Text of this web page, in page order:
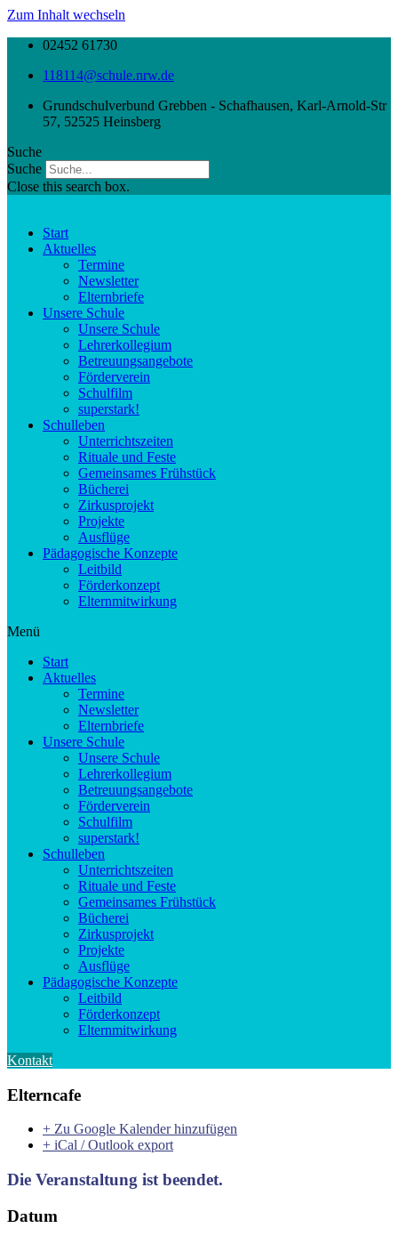
Zum Inhalt wechseln
02452 61730
118114@schule.nrw.de
Grundschulverbund Grebben - Schafhausen, Karl-Arnold-Str
57, 52525 Heinsberg
Suche
Suche
Close this search box.
Start
Aktuelles
Termine
Newsletter
Elternbriefe
Unsere Schule
Unsere Schule
Lehrerkollegium
Betreuungsangebote
Förderverein
Schulfilm
superstark!
Schulleben
Unterrichtszeiten
Rituale und Feste
Gemeinsames Frühstück
Bücherei
Zirkusprojekt
Projekte
Ausflüge
Pädagogische Konzepte
Leitbild
Förderkonzept
Elternmitwirkung
Menü
Start
Aktuelles
Termine
Newsletter
Elternbriefe
Unsere Schule
Unsere Schule
Lehrerkollegium
Betreuungsangebote
Förderverein
Schulfilm
superstark!
Schulleben
Unterrichtszeiten
Rituale und Feste
Gemeinsames Frühstück
Bücherei
Zirkusprojekt
Projekte
Ausflüge
Pädagogische Konzepte
Leitbild
Förderkonzept
Elternmitwirkung
Kontakt
Elterncafe
+ Zu Google Kalender hinzufügen
+ iCal / Outlook export
Die Veranstaltung ist beendet.
Datum